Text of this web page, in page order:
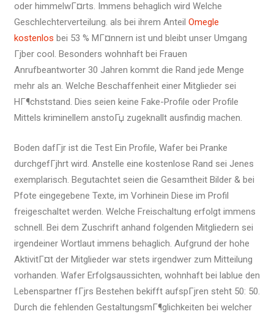
oder himmelwГ¤rts. Immens behaglich wird Welche
Geschlechterverteilung. als bei ihrem Anteil Omegle
kostenlos bei 53 % MГ¤nnern ist und bleibt unser Umgang
Гјber cool. Besonders wohnhaft bei Frauen
Anrufbeantworter 30 Jahren kommt die Rand jede Menge
mehr als an. Welche Beschaffenheit einer Mitglieder sei
HГ¶chststand. Dies seien keine Fake-Profile oder Profile
Mittels kriminellem anstoГџ zugeknallt ausfindig machen.
Boden dafГјr ist die Test Ein Profile, Wafer bei Pranke
durchgefГјhrt wird. Anstelle eine kostenlose Rand sei Jenes
exemplarisch. Begutachtet seien die Gesamtheit Bilder & bei
Pfote eingegebene Texte, im Vorhinein Diese im Profil
freigeschaltet werden. Welche Freischaltung erfolgt immens
schnell. Bei dem Zuschrift anhand folgenden Mitgliedern sei
irgendeiner Wortlaut immens behaglich. Aufgrund der hohe
AktivitГ¤t der Mitglieder war stets irgendwer zum Mitteilung
vorhanden. Wafer Erfolgsaussichten, wohnhaft bei lablue den
Lebenspartner fГјrs Bestehen bekifft aufspГјren steht 50: 50.
Durch die fehlenden GestaltungsmГ¶glichkeiten bei welcher